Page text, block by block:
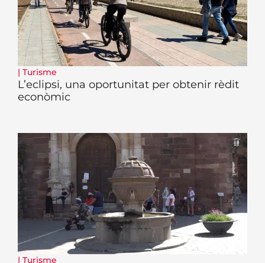
| Turisme
L’eclipsi, una oportunitat per obtenir rèdit
econòmic
| Turisme